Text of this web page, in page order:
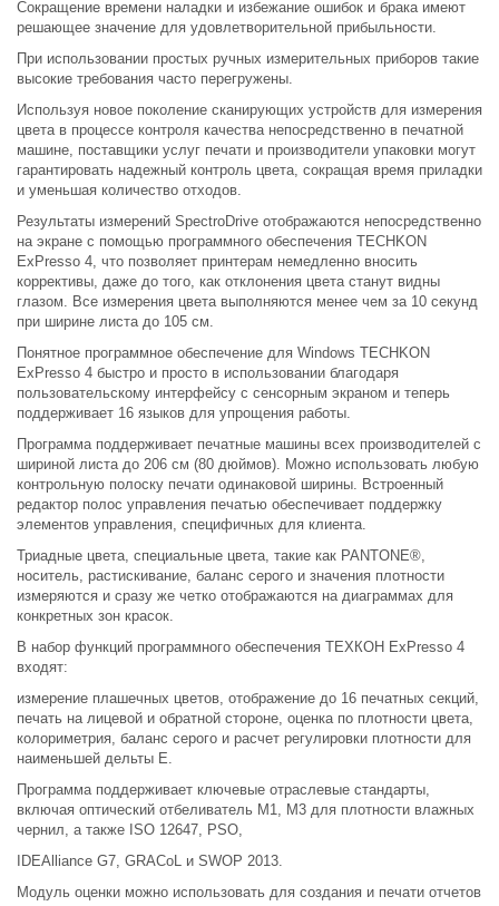
Сокращение времени наладки и избежание ошибок и брака имеют
решающее значение для удовлетворительной прибыльности.
При использовании простых ручных измерительных приборов такие
высокие требования часто перегружены.
Используя новое поколение сканирующих устройств для измерения
цвета в процессе контроля качества непосредственно в печатной
машине, поставщики услуг печати и производители упаковки могут
гарантировать надежный контроль цвета, сокращая время приладки
и уменьшая количество отходов.
Результаты измерений SpectroDrive отображаются непосредственно
на экране с помощью программного обеспечения TECHKON
ExPresso 4, что позволяет принтерам немедленно вносить
коррективы, даже до того, как отклонения цвета станут видны
глазом. Все измерения цвета выполняются менее чем за 10 секунд
при ширине листа до 105 см.
Понятное программное обеспечение для Windows TECHKON
ExPresso 4 быстро и просто в использовании благодаря
пользовательскому интерфейсу с сенсорным экраном и теперь
поддерживает 16 языков для упрощения работы.
Программа поддерживает печатные машины всех производителей с
шириной листа до 206 см (80 дюймов). Можно использовать любую
контрольную полоску печати одинаковой ширины. Встроенный
редактор полос управления печатью обеспечивает поддержку
элементов управления, специфичных для клиента.
Триадные цвета, специальные цвета, такие как PANTONE®,
носитель, растискивание, баланс серого и значения плотности
измеряются и сразу же четко отображаются на диаграммах для
конкретных зон красок.
В набор функций программного обеспечения ТЕХКОН ExPresso 4
входят:
измерение плашечных цветов, отображение до 16 печатных секций,
печать на лицевой и обратной стороне, оценка по плотности цвета,
колориметрия, баланс серого и расчет регулировки плотности для
наименьшей дельты E.
Программа поддерживает ключевые отраслевые стандарты,
включая оптический отбеливатель M1, M3 для плотности влажных
чернил, а также ISO 12647, PSO,
IDEAlliance G7, GRACoL и SWOP 2013.
Модуль оценки можно использовать для создания и печати отчетов